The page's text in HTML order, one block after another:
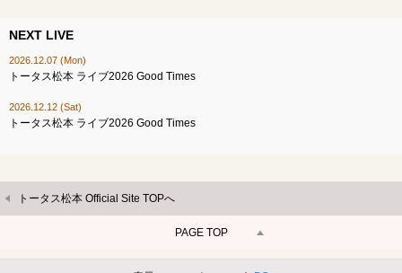
NEXT LIVE
2026.12.07 (Mon)
トータス松本 ライブ2026 Good Times
2026.12.12 (Sat)
トータス松本 ライブ2026 Good Times
トータス松本 Official Site TOPへ
PAGE TOP